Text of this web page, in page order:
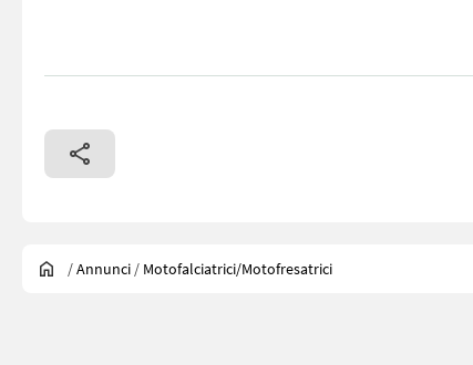
/Annunci / Motofalciatrici/motofresatrici